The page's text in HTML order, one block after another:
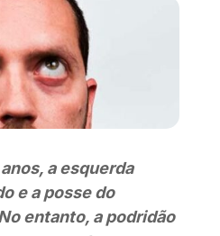
a esquerda
e a posse do
entanto, a podridão